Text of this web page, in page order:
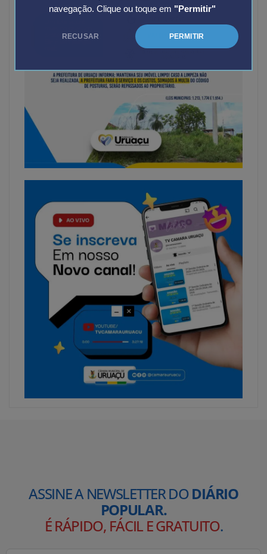
navegação. Clique ou toque em "Permitir"
RECUSAR PERMITIR
ASSINE A NEWSLETTER DODIÁRIO
POPULAR.
É RÁPIDO, FÁCIL E GRATUITO.